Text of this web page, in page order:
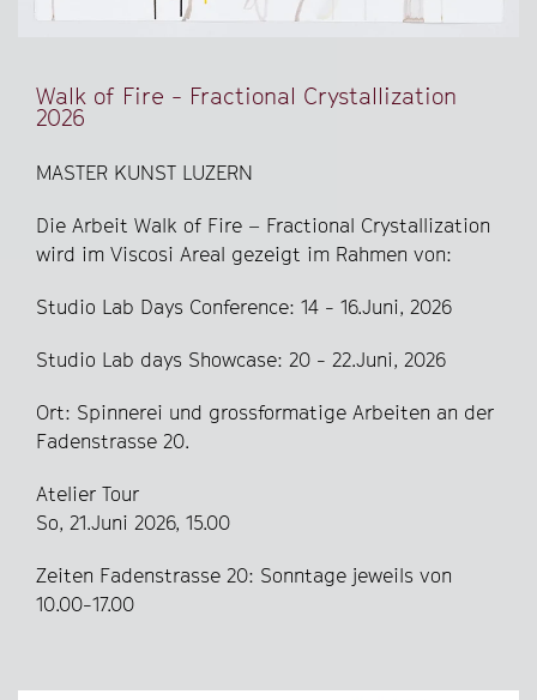
Walk of Fire - Fractional Crystallization
2026
MASTER KUNST LUZERN
Die Arbeit Walk of Fire – Fractional Crystallization
wird im Viscosi Areal gezeigt im Rahmen von:
Studio Lab Days Conference: 14 - 16.Juni, 2026
Studio Lab days Showcase: 20 - 22.Juni, 2026
Ort: Spinnerei und grossformatige Arbeiten an der
Fadenstrasse 20.
Atelier Tour
So, 21.Juni 2026, 15.00
Zeiten Fadenstrasse 20: Sonntage jeweils von
10.00-17.00